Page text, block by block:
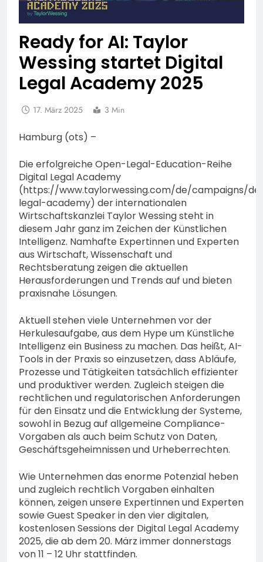
Ready for AI: Taylor
Wessing startet Digital
Legal Academy 2025
17. März 2025 3 Min
Hamburg (ots) –
Die erfolgreiche Open-Legal-Education-Reihe
Digital Legal Academy
(https://www.taylorwessing.com/de/campaigns/
legal-academy) der internationalen
Wirtschaftskanzlei Taylor Wessing steht in
diesem Jahr ganz im Zeichen der Künstlichen
Intelligenz. Namhafte Expertinnen und Experten
aus Wirtschaft, Wissenschaft und
Rechtsberatung zeigen die aktuellen
Herausforderungen und Trends auf und bieten
praxisnahe Lösungen.
Aktuell stehen viele Unternehmen vor der
Herkulesaufgabe, aus dem Hype um Künstliche
Intelligenz ein Business zu machen. Das heißt, AI-
Tools in der Praxis so einzusetzen, dass Abläufe,
Prozesse und Tätigkeiten tatsächlich effizienter
und produktiver werden. Zugleich steigen die
rechtlichen und regulatorischen Anforderungen
für den Einsatz und die Entwicklung der Systeme,
sowohl in Bezug auf allgemeine Compliance-
Vorgaben als auch beim Schutz von Daten,
Geschäftsgeheimnissen und Urheberrechten.
Wie Unternehmen das enorme Potenzial heben
und zugleich rechtlich Vorgaben einhalten
können, zeigen unsere Expertinnen und Experten
sowie Guest Speaker in den vier digitalen,
kostenlosen Sessions der Digital Legal Academy
2025, die ab dem 20. März immer donnerstags
von 11 – 12 Uhr stattfinden.